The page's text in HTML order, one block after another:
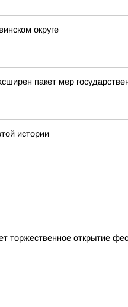
округе
пакет мер
истории
торжественное открытие